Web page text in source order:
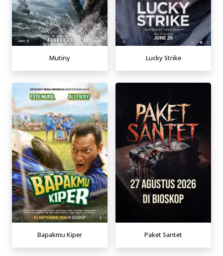
Mutiny Lucky Strike
Bapakmu Kiper Paket Santet